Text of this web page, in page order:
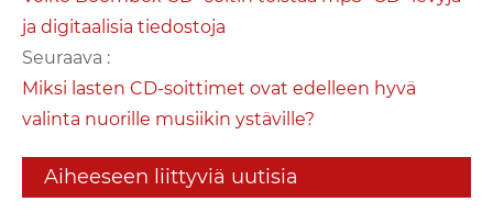
ja digitaalisia tiedostoja
Seuraava :
Miksi lasten CD-soittimet ovat edelleen hyvä
valinta nuorille musiikin ystäville?
Aiheeseen liittyviä uutisia